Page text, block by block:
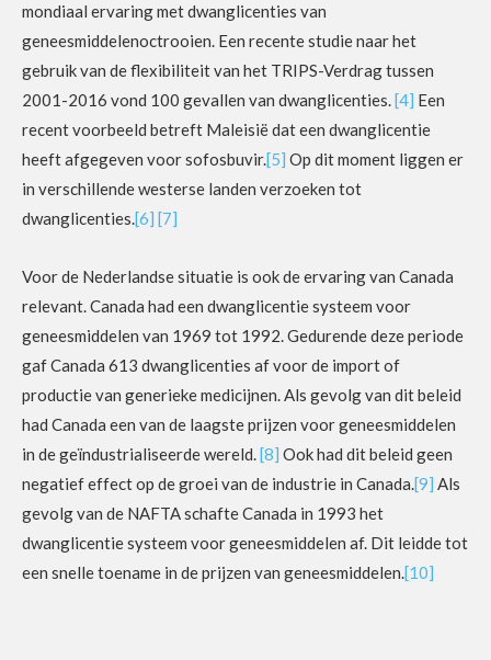
mondiaal ervaring met dwanglicenties van
geneesmiddelenoctrooien. Een recente studie naar het
gebruik van de flexibiliteit van het TRIPS-Verdrag tussen
2001-2016 vond 100 gevallen van dwanglicenties.[4] Een
recent voorbeeld betreft Maleisië dat een dwanglicentie
heeft afgegeven voor sofosbuvir.[5] Op dit moment liggen er
in verschillende westerse landen verzoeken tot
dwanglicenties.[6] [7]
Voor de Nederlandse situatie is ook de ervaring van Canada
relevant. Canada had een dwanglicentie systeem voor
geneesmiddelen van 1969 tot 1992. Gedurende deze periode
gaf Canada 613 dwanglicenties af voor de import of
productie van generieke medicijnen. Als gevolg van dit beleid
had Canada een van de laagste prijzen voor geneesmiddelen
in de geïndustrialiseerde wereld.[8] Ook had dit beleid geen
negatief effect op de groei van de industrie in Canada.[9] Als
gevolg van de NAFTA schafte Canada in 1993 het
dwanglicentie systeem voor geneesmiddelen af. Dit leidde tot
een snelle toename in de prijzen van geneesmiddelen.[10]